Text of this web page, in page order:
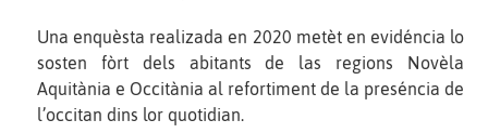
Una enquèsta realizada en 2020 metèt en evidéncia lo
sosten fòrt dels abitants de las regions Novèla
Aquitània e Occitània al refortiment de la preséncia de
l’occitan dins lor quotidian.